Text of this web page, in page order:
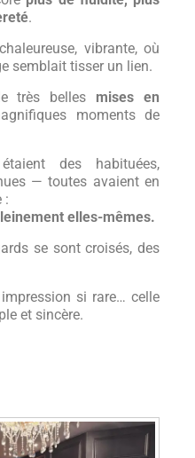
.
vibrante, où
semblait tisser un lien.
très belles mises en
moments de
des habituées,
— toutes avaient en
:
elles-mêmes.
se sont croisés, des
si rare… celle
et sincère.